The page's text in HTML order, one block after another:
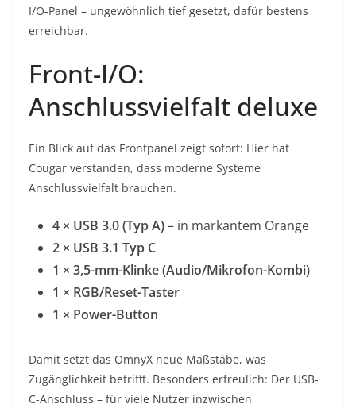
I/O-Panel – ungewöhnlich tief gesetzt, dafür bestens
erreichbar.
Front-I/O:
Anschlussvielfalt deluxe
Ein Blick auf das Frontpanel zeigt sofort: Hier hat
Cougar verstanden, dass moderne Systeme
Anschlussvielfalt brauchen.
4 × USB 3.0 (Typ A)– in markantem Orange
2 × USB 3.1 Typ C
1 × 3,5-mm-Klinke (Audio/Mikrofon-Kombi)
1 × RGB/Reset-Taster
1 × Power-Button
Damit setzt das OmnyX neue Maßstäbe, was
Zugänglichkeit betrifft. Besonders erfreulich: Der USB-
C-Anschluss – für viele Nutzer inzwischen